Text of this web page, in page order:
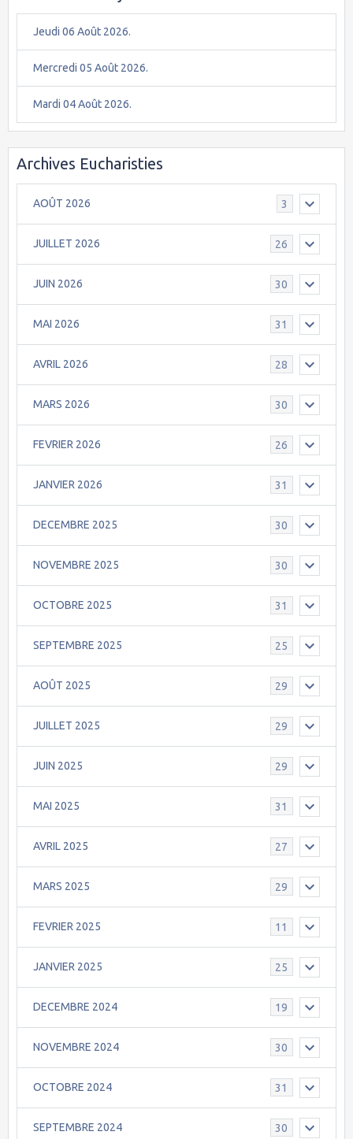
Jeudi 06 Août 2026.
Mercredi 05 Août 2026.
Mardi 04 Août 2026.
Archives Eucharisties
AOÛT 2026 3
JUILLET 2026 26
JUIN 2026 30
MAI 2026 31
AVRIL 2026 28
MARS 2026 30
FEVRIER 2026 26
JANVIER 2026 31
DECEMBRE 2025 30
NOVEMBRE 2025 30
OCTOBRE 2025 31
SEPTEMBRE 2025 25
AOÛT 2025 29
JUILLET 2025 29
JUIN 2025 29
MAI 2025 31
AVRIL 2025 27
MARS 2025 29
FEVRIER 2025 11
JANVIER 2025 25
DECEMBRE 2024 19
NOVEMBRE 2024 30
OCTOBRE 2024 31
SEPTEMBRE 2024 30